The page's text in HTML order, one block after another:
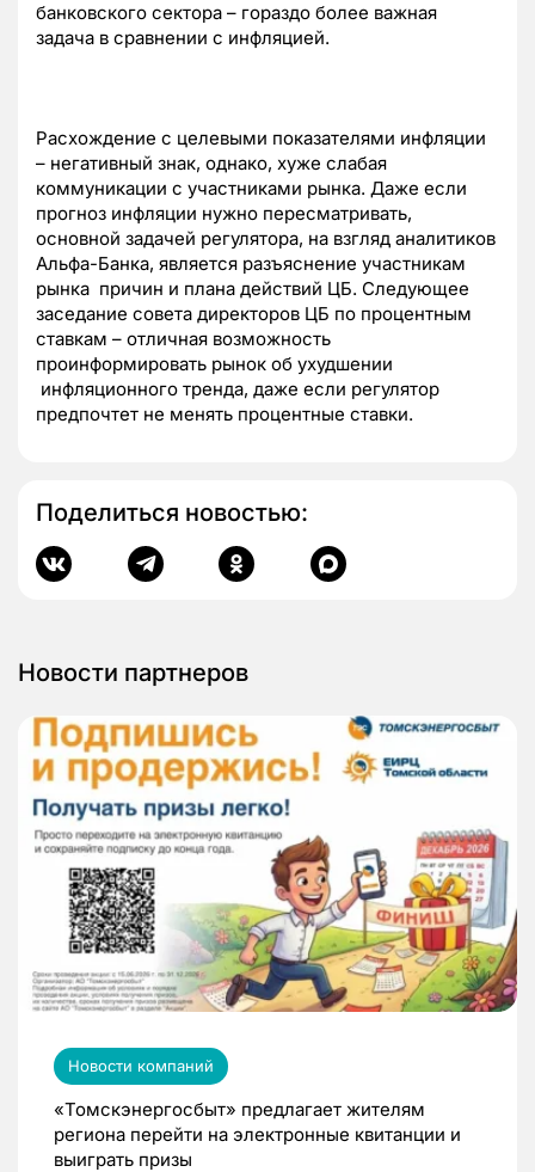
банковского сектора – гораздо более важная
задача в сравнении с инфляцией.
Расхождение с целевыми показателями инфляции
– негативный знак, однако, хуже слабая
коммуникации с участниками рынка. Даже если
прогноз инфляции нужно пересматривать,
основной задачей регулятора, на взгляд аналитиков
Альфа-Банка, является разъяснение участникам
рынка причин и плана действий ЦБ. Следующее
заседание совета директоров ЦБ по процентным
ставкам – отличная возможность
проинформировать рынок об ухудшении
инфляционного тренда, даже если регулятор
предпочтет не менять процентные ставки.
Поделиться новостью:
Новости партнеров
Новости компаний
«Томскэнергосбыт» предлагает жителям
региона перейти на электронные квитанции и
выиграть призы